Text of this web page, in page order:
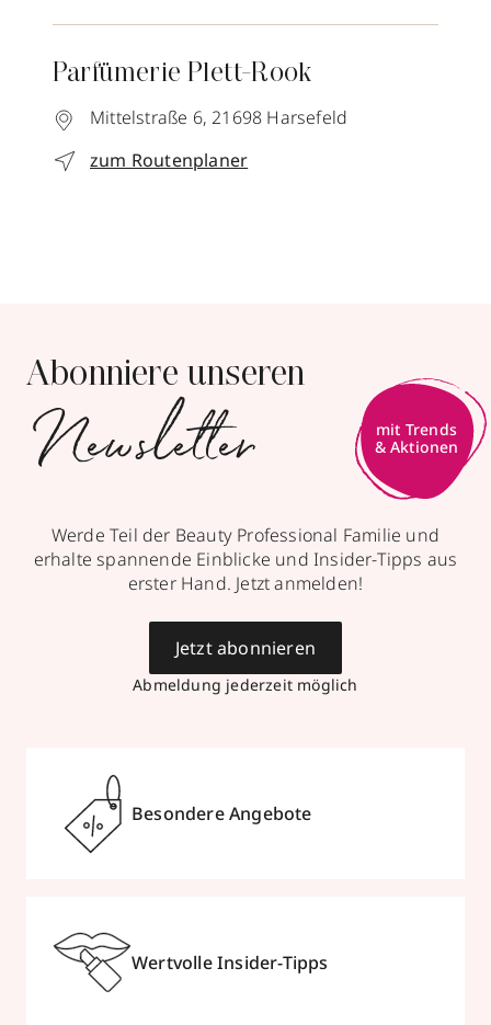
Parfümerie Plett-Rook
Mittelstraße 6, 21698 Harsefeld
zum Routenplaner
Abonniere unseren
Newsletter
mit Trends
& Aktionen
Werde Teil der Beauty Professional Familie und
erhalte spannende Einblicke und Insider-Tipps aus
erster Hand. Jetzt anmelden!
Abmeldung jederzeit möglich
Jetzt abonnieren
Besondere Angebote
Wertvolle Insider-Tipps